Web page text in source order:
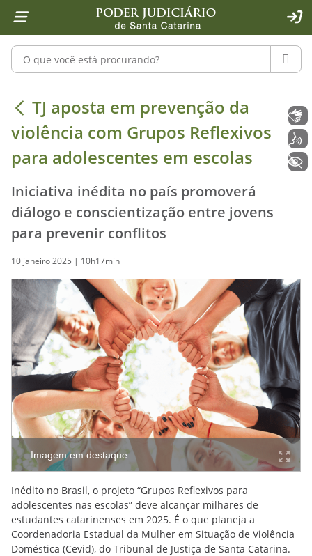
1 Ir para o conteúdo
2 Ir para a ferramenta de acessibilidade - Rybená
4 Ir para o menu principal
5 Ir para a pesquisa
6 Ir para o rodapé
7 Ir para a página inicial
Pesquisar no portal
TJ aposta em prevenção da
TJ aposta em prevenção da
violência com Grupos Reflexivos
para adolescentes em escolas
Iniciativa inédita no país promoverá
diálogo e conscientização entre jovens
para prevenir conflitos
10 janeiro 2025 | 10h17min
Imagem em destaque
Inédito no Brasil, o projeto “Grupos Reflexivos para
adolescentes nas escolas” deve alcançar milhares de
estudantes catarinenses em 2025. É o que planeja a
Coordenadoria Estadual da Mulher em Situação de Violência
Doméstica (Cevid), do Tribunal de Justiça de Santa Catarina.
Libras
Voz
+ Acessibilidade